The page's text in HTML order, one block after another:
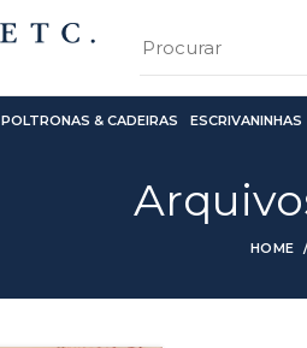
POLTRONAS & CADEIRAS ESCRIVANINHAS
HOME